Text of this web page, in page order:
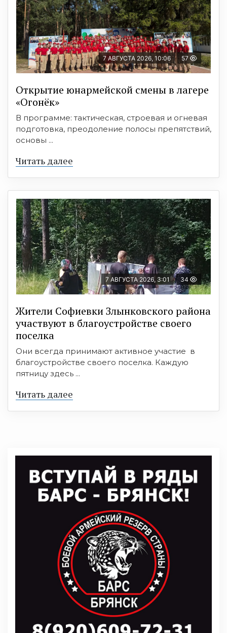
7 АВГУСТА 2026, 10:06 57
Открытие юнармейской смены в лагере
«Огонёк»
В программе: тактическая, строевая и огневая
подготовка, преодоление полосы препятствий,
основы ...
Читать далее
7 АВГУСТА 2026, 3:01 34
Жители Софиевки Злынковского района
участвуют в благоустройстве своего
поселка
Они всегда принимают активное участие в
благоустройстве своего поселка. Каждую
пятницу здесь ...
Читать далее